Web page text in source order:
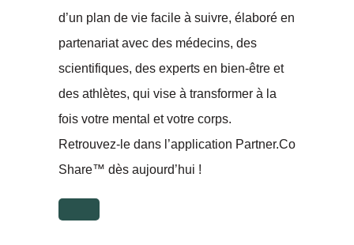
d’un plan de vie facile à suivre, élaboré en
partenariat avec des médecins, des
scientifiques, des experts en bien-être et
des athlètes, qui vise à transformer à la
fois votre mental et votre corps.
Retrouvez-le dans l’application Partner.Co
Share™ dès aujourd’hui !